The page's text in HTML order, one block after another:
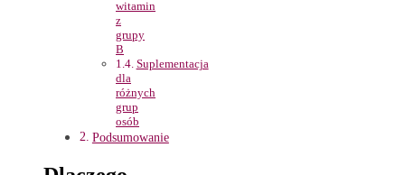
witamin
z
grupy
B
Suplementacja
dla
różnych
grup
osób
Podsumowanie